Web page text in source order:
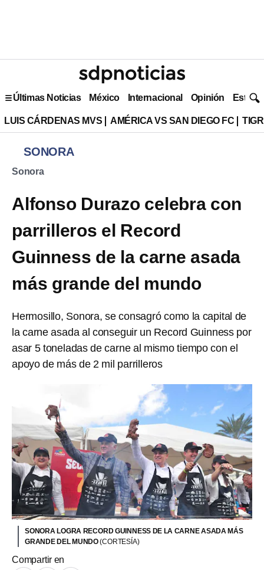
Últimas Noticias México Internacional Opinión Estilo
LUIS CÁRDENAS MVS AMÉRICA VS SAN DIEGO FC
SONORA
Sonora
Alfonso Durazo celebra con
parrilleros el Record
Guinness de la carne asada
más grande del mundo
Hermosillo, Sonora, se consagró como la capital de
la carne asada al conseguir un Record Guinness por
asar 5 toneladas de carne al mismo tiempo con el
apoyo de más de 2 mil parrilleros
SONORA LOGRA RECORD GUINNESS DE LA CARNE ASADA MÁS
GRANDE DEL MUNDO(CORTESÍA)
Compartir en